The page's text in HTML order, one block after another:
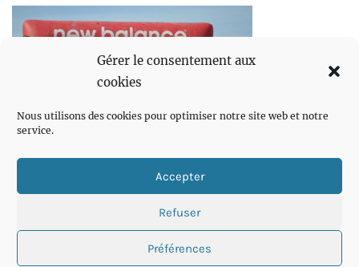
Gérer le consentement aux
cookies
Nous utilisons des cookies pour optimiser notre site web et notre
service.
Accepter
Refuser
Préférences